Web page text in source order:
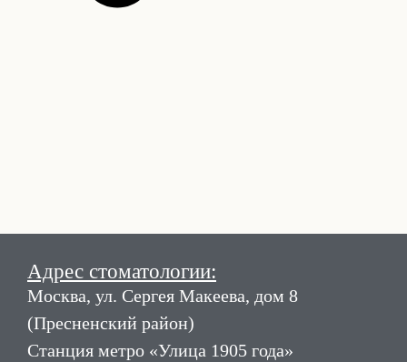
Адрес стоматологии:
Москва, ул. Сергея Макеева, дом 8
(Пресненский район)
Станция метро «Улица 1905 года»